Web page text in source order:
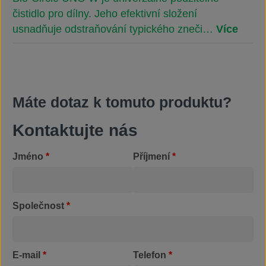
čistidlo pro dílny. Jeho efektivní složení
usnadňuje odstraňování typického zneči… Více
Máte dotaz k tomuto produktu?
Kontaktujte nás
Jméno * Příjmení *
Společnost *
E-mail * Telefon *